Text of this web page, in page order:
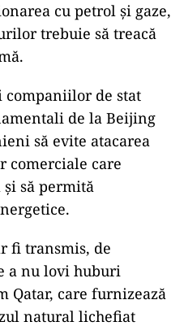
cu petrol și gaze,
trebuie să treacă
de stat
de la Beijing
să evite atacarea
comerciale care
și să permită
fi transmis, de
a nu lovi huburi
Qatar, care furnizează
natural lichefiat